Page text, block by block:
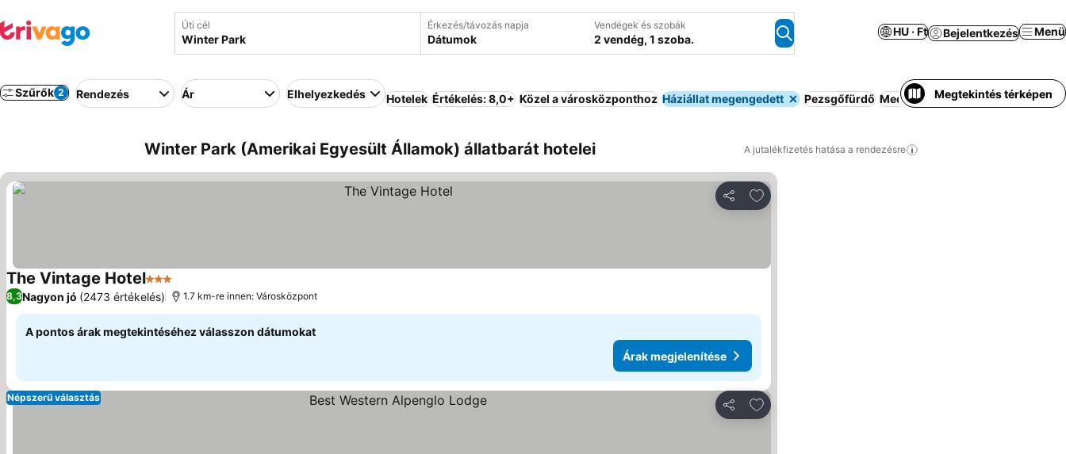
Úti cél Érkezés/távozás napja
Dátumok
Vendégek és szobák
2 vendég, 1 szoba.
HU · Ft Bejelentkezés Menü
Szűrők 2 Rendezés Ár Elhelyezkedés Hotelek Értékelés: 8,0+ Közel a városközponthoz Háziállat megengedett Pezsgőfürdő Medence Légkondicionáló
Megtekintés térképen
Winter Park (Amerikai Egyesült Államok) állatbarát hotelei A jutalékfizetés hatása a rendezésre
Megosztás
Hozzáadás a kedvencekhez
The Vintage Hotel3 KategóriaÁrak megjelenítése
8,3Nagyon jó (2473 értékelés) 1.7 km-re innen: Városközpont
A pontos árak megtekintéséhez válasszon dátumokat
Árak megjelenítése
Megosztás
Hozzáadás a kedvencekhez
Népszerű választás